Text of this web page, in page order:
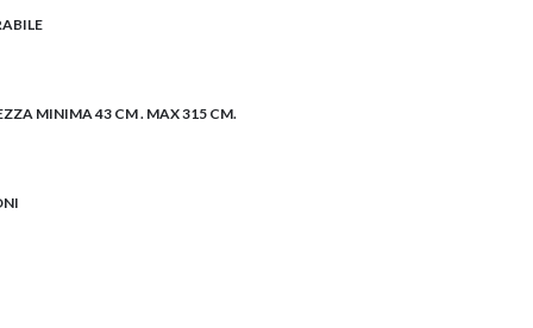
MINIMA 43 CM . MAX 315 CM.